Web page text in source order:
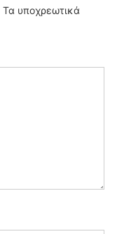
Τα υποχρεωτικά